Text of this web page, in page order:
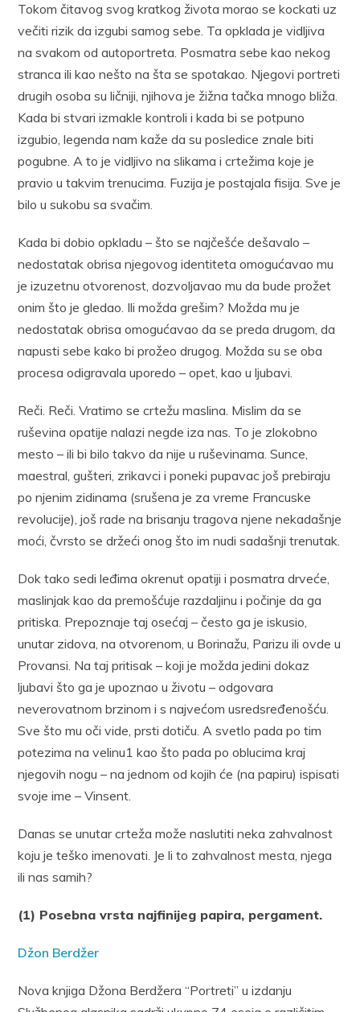
Tokom čitavog svog kratkog života morao se kockati uz
večiti rizik da izgubi samog sebe. Ta opklada je vidljiva
na svakom od autoportreta. Posmatra sebe kao nekog
stranca ili kao nešto na šta se spotakao. Njegovi portreti
drugih osoba su ličniji, njihova je žižna tačka mnogo bliža.
Kada bi stvari izmakle kontroli i kada bi se potpuno
izgubio, legenda nam kaže da su posledice znale biti
pogubne. A to je vidljivo na slikama i crtežima koje je
pravio u takvim trenucima. Fuzija je postajala fisija. Sve je
bilo u sukobu sa svačim.
Kada bi dobio opkladu – što se najčešće dešavalo –
nedostatak obrisa njegovog identiteta omogućavao mu
je izuzetnu otvorenost, dozvoljavao mu da bude prožet
onim što je gledao. Ili možda grešim? Možda mu je
nedostatak obrisa omogućavao da se preda drugom, da
napusti sebe kako bi prožeo drugog. Možda su se oba
procesa odigravala uporedo – opet, kao u ljubavi.
Reči. Reči. Vratimo se crtežu maslina. Mislim da se
ruševina opatije nalazi negde iza nas. To je zlokobno
mesto – ili bi bilo takvo da nije u ruševinama. Sunce,
maestral, gušteri, zrikavci i poneki pupavac još prebiraju
po njenim zidinama (srušena je za vreme Francuske
revolucije), još rade na brisanju tragova njene nekadašnje
moći, čvrsto se držeći onog što im nudi sadašnji trenutak.
Dok tako sedi leđima okrenut opatiji i posmatra drveće,
maslinjak kao da premošćuje razdaljinu i počinje da ga
pritiska. Prepoznaje taj osećaj – često ga je iskusio,
unutar zidova, na otvorenom, u Borinažu, Parizu ili ovde u
Provansi. Na taj pritisak – koji je možda jedini dokaz
ljubavi što ga je upoznao u životu – odgovara
neverovatnom brzinom i s najvećom usredsređenošću.
Sve što mu oči vide, prsti dotiču. A svetlo pada po tim
potezima na velinu1 kao što pada po oblucima kraj
njegovih nogu – na jednom od kojih će (na papiru) ispisati
svoje ime – Vinsent.
Danas se unutar crteža može naslutiti neka zahvalnost
koju je teško imenovati. Je li to zahvalnost mesta, njega
ili nas samih?
(1) Posebna vrsta najfinijeg papira, pergament.
Džon Berdžer
Nova knjiga Džona Berdžera “Portreti” u izdanju